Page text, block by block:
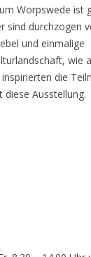
Worpswede ist
sind durchzogen
und einmalige
wie
die
Ausstellung.